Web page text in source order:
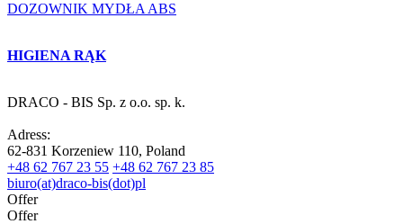
DOZOWNIK MYDŁA ABS
HIGIENA RĄK
DRACO - BIS Sp. z o.o. sp. k.
Adress:
62-831 Korzeniew 110, Poland
+48 62 767 23 55 +48 62 767 23 85
biuro(at)draco-bis(dot)pl
Offer
Offer